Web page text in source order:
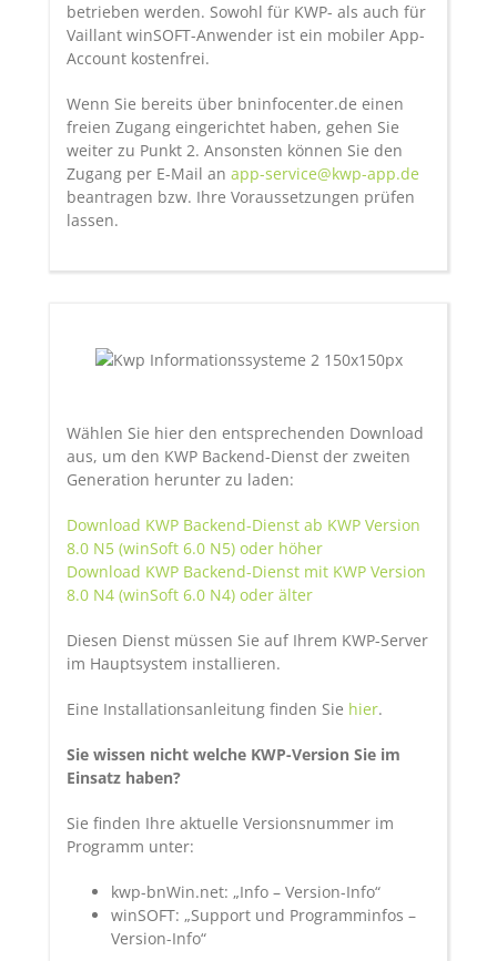
betrieben werden. Sowohl für KWP- als auch für
Vaillant winSOFT-Anwender ist ein mobiler App-
Account kostenfrei.
Wenn Sie bereits über bninfocenter.de einen
freien Zugang eingerichtet haben, gehen Sie
weiter zu Punkt 2. Ansonsten können Sie den
Zugang per E-Mail an app-service@kwp-app.de
beantragen bzw. Ihre Voraussetzungen prüfen
lassen.
Wählen Sie hier den entsprechenden Download
aus, um den KWP Backend-Dienst der zweiten
Generation herunter zu laden:
Download KWP Backend-Dienst ab KWP Version
8.0 N5 (winSoft 6.0 N5) oder höher
Download KWP Backend-Dienst mit KWP Version
8.0 N4 (winSoft 6.0 N4) oder älter
Diesen Dienst müssen Sie auf Ihrem KWP-Server
im Hauptsystem installieren.
Eine Installationsanleitung finden Sie hier.
Sie wissen nicht welche KWP-Version Sie im
Einsatz haben?
Sie finden Ihre aktuelle Versionsnummer im
Programm unter:
kwp-bnWin.net: „Info – Version-Info“
winSOFT: „Support und Programminfos –
Version-Info“